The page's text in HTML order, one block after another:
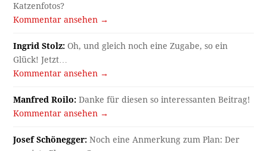
Katzenfotos?
Kommentar ansehen →
Ingrid Stolz: Oh, und gleich noch eine Zugabe, so ein
Glück! Jetzt…
Kommentar ansehen →
Manfred Roilo: Danke für diesen so interessanten Beitrag!
Kommentar ansehen →
Josef Schönegger: Noch eine Anmerkung zum Plan: Der